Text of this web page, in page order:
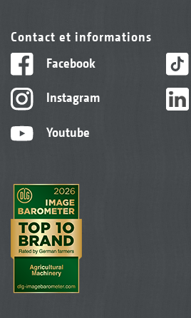
Contact et informations
Facebook
Instagram
Youtube